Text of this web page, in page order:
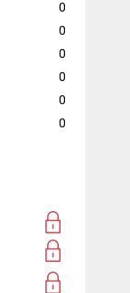
0
0
0
0
0
0